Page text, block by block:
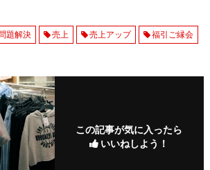
題解決 売上 売上アップ
福引ご縁会
この記事が気に入ったら
いいねしよう！